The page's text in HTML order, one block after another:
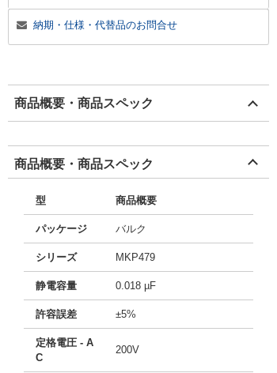
納期・仕様・代替品のお問合せ
商品概要・商品スペック
商品概要・商品スペック
型 商品概要
パッケージ バルク
シリーズ MKP479
静電容量 0.018 µF
許容誤差 ±5%
定格電圧 - A
C
200V